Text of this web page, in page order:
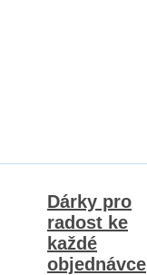
Dárky pro
radost ke
každé
objednávce